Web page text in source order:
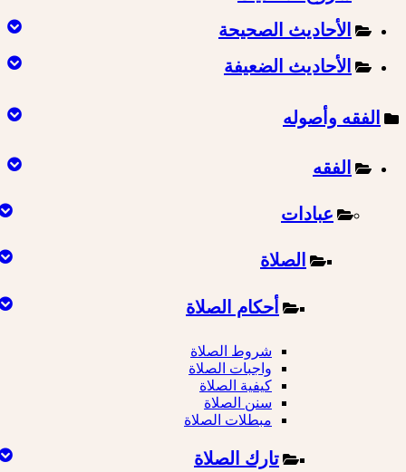
الأحاديث الصحيحة
الأحاديث الضعيفة
الفقه وأصوله
الفقه
عبادات
الصلاة
أحكام الصلاة
شروط الصلاة
واجبات الصلاة
كيفية الصلاة
سنن الصلاة
مبطلات الصلاة
تارك الصلاة